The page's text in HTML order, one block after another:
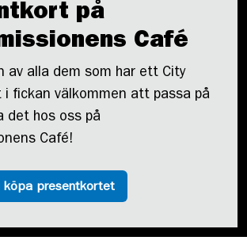
på
Café
av alla dem som har ett City
i fickan välkommen att passa på
det hos oss på
Café!
köpa presentkortet